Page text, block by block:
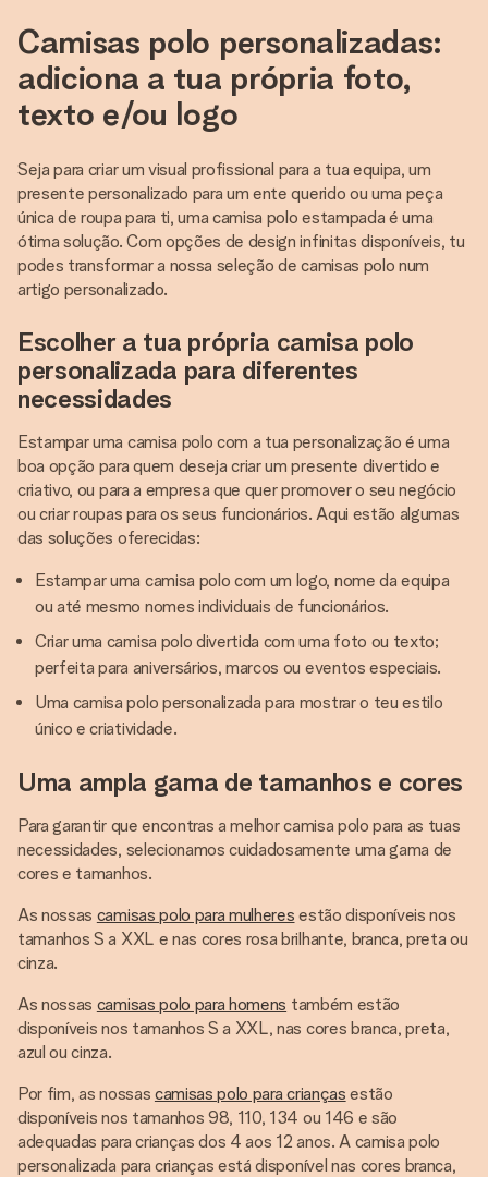
Camisas polo personalizadas:
adiciona a tua própria foto,
texto e/ou logo
Seja para criar um visual profissional para a tua equipa, um
presente personalizado para um ente querido ou uma peça
única de roupa para ti, uma camisa polo estampada é uma
ótima solução. Com opções de design infinitas disponíveis, tu
podes transformar a nossa seleção de camisas polo num
artigo personalizado.
Escolher a tua própria camisa polo
personalizada para diferentes
necessidades
Estampar uma camisa polo com a tua personalização é uma
boa opção para quem deseja criar um presente divertido e
criativo, ou para a empresa que quer promover o seu negócio
ou criar roupas para os seus funcionários. Aqui estão algumas
das soluções oferecidas:
Estampar uma camisa polo com um logo, nome da equipa
ou até mesmo nomes individuais de funcionários.
Criar uma camisa polo divertida com uma foto ou texto;
perfeita para aniversários, marcos ou eventos especiais.
Uma camisa polo personalizada para mostrar o teu estilo
único e criatividade.
Uma ampla gama de tamanhos e cores
Para garantir que encontras a melhor camisa polo para as tuas
necessidades, selecionamos cuidadosamente uma gama de
cores e tamanhos.
As nossas camisas polo para mulheres estão disponíveis nos
tamanhos S a XXL e nas cores rosa brilhante, branca, preta ou
cinza.
As nossas camisas polo para homens também estão
disponíveis nos tamanhos S a XXL, nas cores branca, preta,
azul ou cinza.
Por fim, as nossas camisas polo para crianças estão
disponíveis nos tamanhos 98, 110, 134 ou 146 e são
adequadas para crianças dos 4 aos 12 anos. A camisa polo
personalizada para crianças está disponível nas cores branca,